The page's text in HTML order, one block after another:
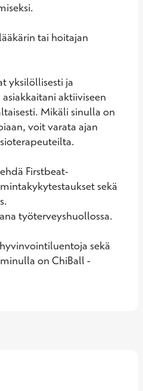
tai hoitajan
yksilöllisesti ja
aktiiviseen
Mikäli sinulla on
voit varata ajan
Firstbeat-
sekä
työterveyshuollossa.
sekä
on ChiBall -